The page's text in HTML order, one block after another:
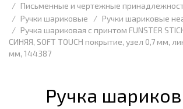
Письменные и чертежные
Ручки шариковые
Ручки шариковые
Ручка шариковая с принтом FUNSTER
СИНЯЯ, SOFT TOUCH покрытие, узел 0,7 мм,
мм, 144387
Ручка